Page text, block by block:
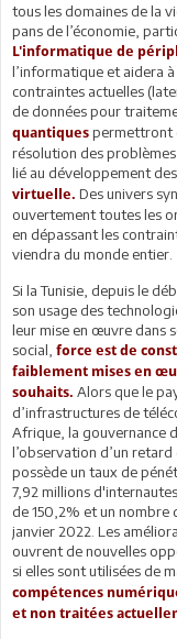
tous les domaines de la
pans de l’économie,
L'informatique de
l’informatique et aidera
contraintes actuelles
de données pour
quantiques permettront
résolution des
lié au développement des
virtuelle. Des univers
ouvertement toutes les
en dépassant les
viendra du monde entier.
Si la Tunisie, depuis le
son usage des
leur mise en œuvre dans
social, force est de
faiblement mises en
souhaits. Alors que le
d’infrastructures de
Afrique, la gouvernance
l’observation d’un retard
possède un taux de
7,92 millions
de 150,2% et un nombre
janvier 2022. Les
ouvrent de nouvelles
si elles sont utilisées de
compétences
et non traitées